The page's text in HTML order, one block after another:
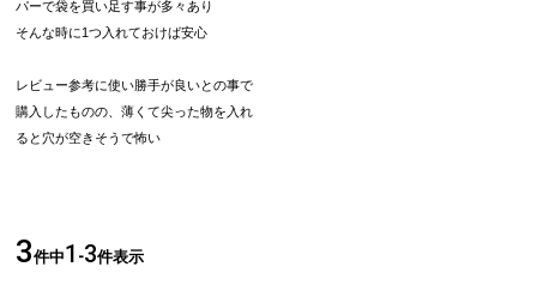
パーで袋を買い足す事が多々あり
そんな時に1つ入れておけば安心
レビュー参考に使い勝手が良いとの事で
購入したものの、薄くて尖った物を入れ
3件中1 -3件表示